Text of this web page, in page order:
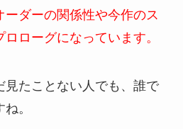
ーダーの関係性や今作のス
ローグになっています。
見たことない人でも、誰で
。